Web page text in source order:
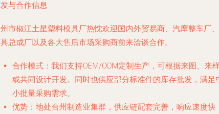
与合作信息
市椒江土星塑料模具厂热忱欢迎国内外贸易商、汽摩整车厂、
总成厂以及各大售后市场采购商前来洽谈合作。
合作模式 ：我们支持OEM/ODM定制生产，可根据来图、来
或共同设计开发。同时也供应部分标准件的库存批发，满足
小批量采购需求。
优势 ：地处台州制造业集群，供应链配套完善，响应速度快